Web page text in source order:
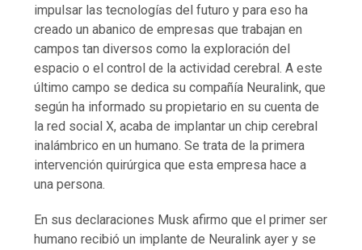
impulsar las tecnologías del futuro y para eso ha
creado un abanico de empresas que trabajan en
campos tan diversos como la exploración del
espacio o el control de la actividad cerebral. A este
último campo se dedica su compañía Neuralink, que
según ha informado su propietario en su cuenta de
la red social X, acaba de implantar un chip cerebral
inalámbrico en un humano. Se trata de la primera
intervención quirúrgica que esta empresa hace a
una persona.
En sus declaraciones Musk afirmo que el primer ser
humano recibió un implante de Neuralink ayer y se